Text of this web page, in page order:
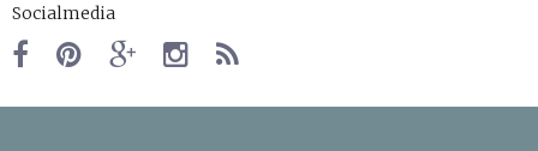
Socialmedia